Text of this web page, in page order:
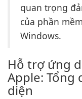
quan trọng
của phần
Windows.
Hỗ trợ ứng
Apple: Tổng
diện